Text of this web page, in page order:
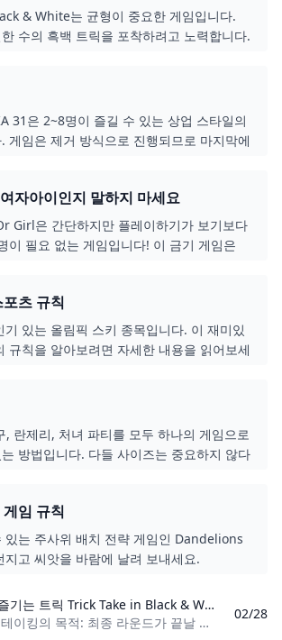
& White는 균형이 중요한 게임입니다.
수의 흑백 트릭을 포착하려고 노력합니다.
얻은 플레이어가 승리합니다!
31은 2~8명이 즐길 수 있는 상업 스타일의
게임은 제거 방식으로 진행되므로 마지막에
가진 플레이어가 처벌을 받고 제거될 수도
자아이인지 말하지 마세요
Girl은 간단하지만 플레이하기가 보기보다
이 필요 없는 게임입니다! 이 금기 게임은
츠 규칙
기 있는 올림픽 스키 종목입니다. 이 재미있
규칙을 알아보려면 자세한 내용을 읽어보세
, 란제리, 처녀 파티를 모두 하나의 게임으로
방법입니다. 다들 사이즈는 중요하지 않다
임 규칙
있는 주사위 배치 전략 게임인 Dandelions
지고 씨앗을 바람에 날려 보내세요.
흑백으로 즐기는 트릭 Trick Take in Black & White는 균형이 중요한 게임입니다. 플레이어는 동일한 수의 흑백 트릭을 포착하려고 노력합니다. 그렇게 하면 해당 라운드에서 긍정적인 점수를 얻게 됩니다. 균형이 맞지 않는 플레이어는 점수를 잃습니다. 게임 종료 시 가장 높은 점수를 얻은 플레이어가 승리합니다!
흑백 트릭 테이킹의 목적: 최종 라운드가 끝날 때까지 가장 많은 점수를 획득한 플레이어가 게임에서 승리합니다. 플레이어 수: 2~4명 내용: 카드 36장, 지침 카드
02/28